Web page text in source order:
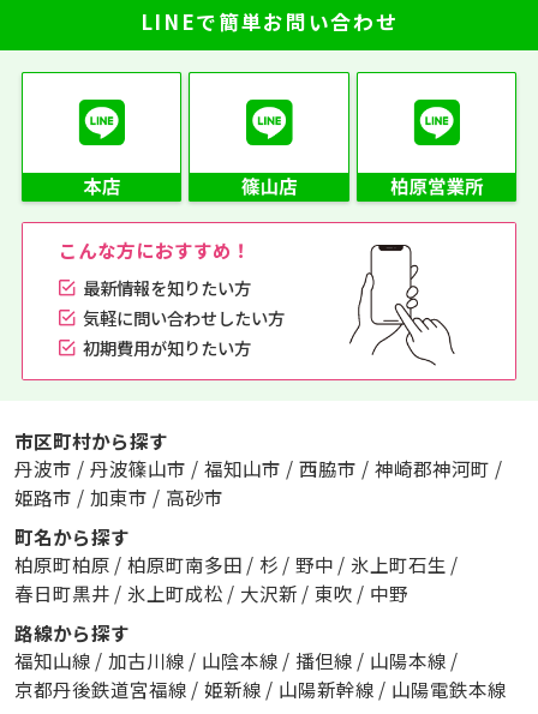
LINEで簡単お問い合わせ
こんな方におすすめ！
最新情報を知りたい方
気軽に問い合わせしたい方
初期費用が知りたい方
市区町村から探す
丹波市 / 丹波篠山市 / 福知山市 / 西脇市 / 神崎郡神河町 /
姫路市 / 加東市 / 高砂市
町名から探す
柏原町柏原 / 柏原町南多田 / 杉 / 野中 / 氷上町石生 /
春日町黒井 / 氷上町成松 / 大沢新 / 東吹 / 中野
路線から探す
福知山線 / 加古川線 / 山陰本線 / 播但線 / 山陽本線 /
京都丹後鉄道宮福線 / 姫新線 / 山陽新幹線 / 山陽電鉄本線